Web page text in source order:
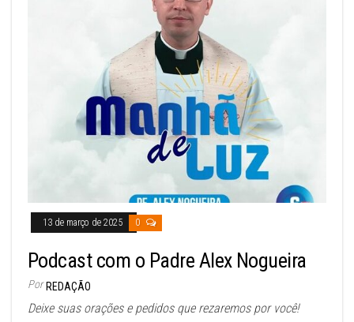
13 de março de 2025 0
Podcast com o Padre Alex Nogueira
Por REDAÇÃO
Deixe suas orações e pedidos que rezaremos por você!